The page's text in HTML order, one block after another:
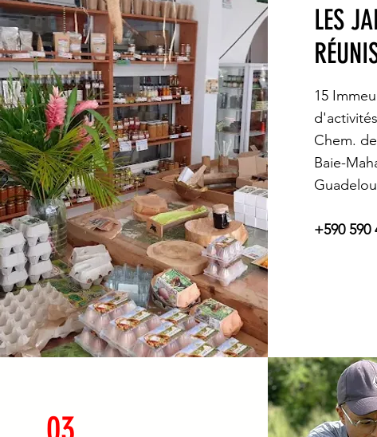
LES
15
Chem.
Baie-
+590 590